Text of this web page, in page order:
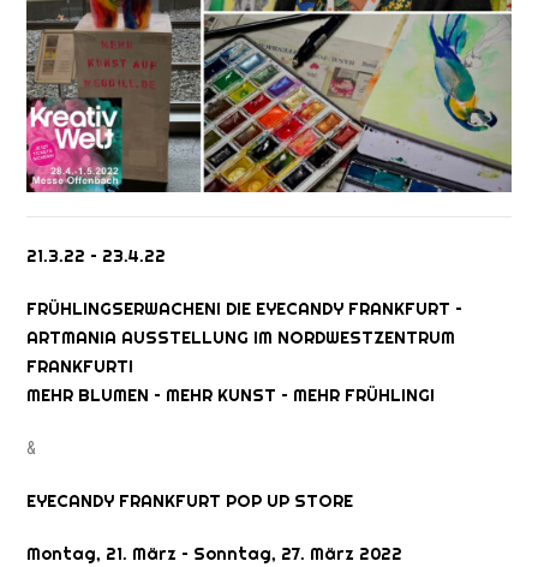
21.3.22 – 23.4.22
FRÜHLINGSERWACHEN! DIE EYECANDY FRANKFURT –
ARTMANIA AUSSTELLUNG IM NORDWESTZENTRUM
FRANKFURT!
MEHR BLUMEN – MEHR KUNST – MEHR FRÜHLING!
&
EYECANDY FRANKFURT POP UP STORE
Montag, 21. März – Sonntag, 27. März 2022